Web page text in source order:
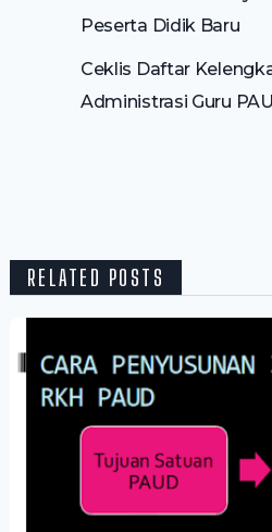
Peserta Didik Baru
Ceklis Daftar
Administrasi Guru
RELATED POSTS